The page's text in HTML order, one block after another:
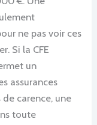
ne pas voir ces
Si la CFE
un
assurances
carence, une
toute